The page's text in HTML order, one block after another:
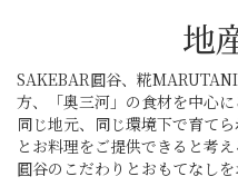
地
SAKEBAR圓谷、糀
方、「奥三河」の食材を中心に
同じ地元、同じ環境下で育て
とお料理をご提供できると考え
圓谷のこだわりとおもてなし